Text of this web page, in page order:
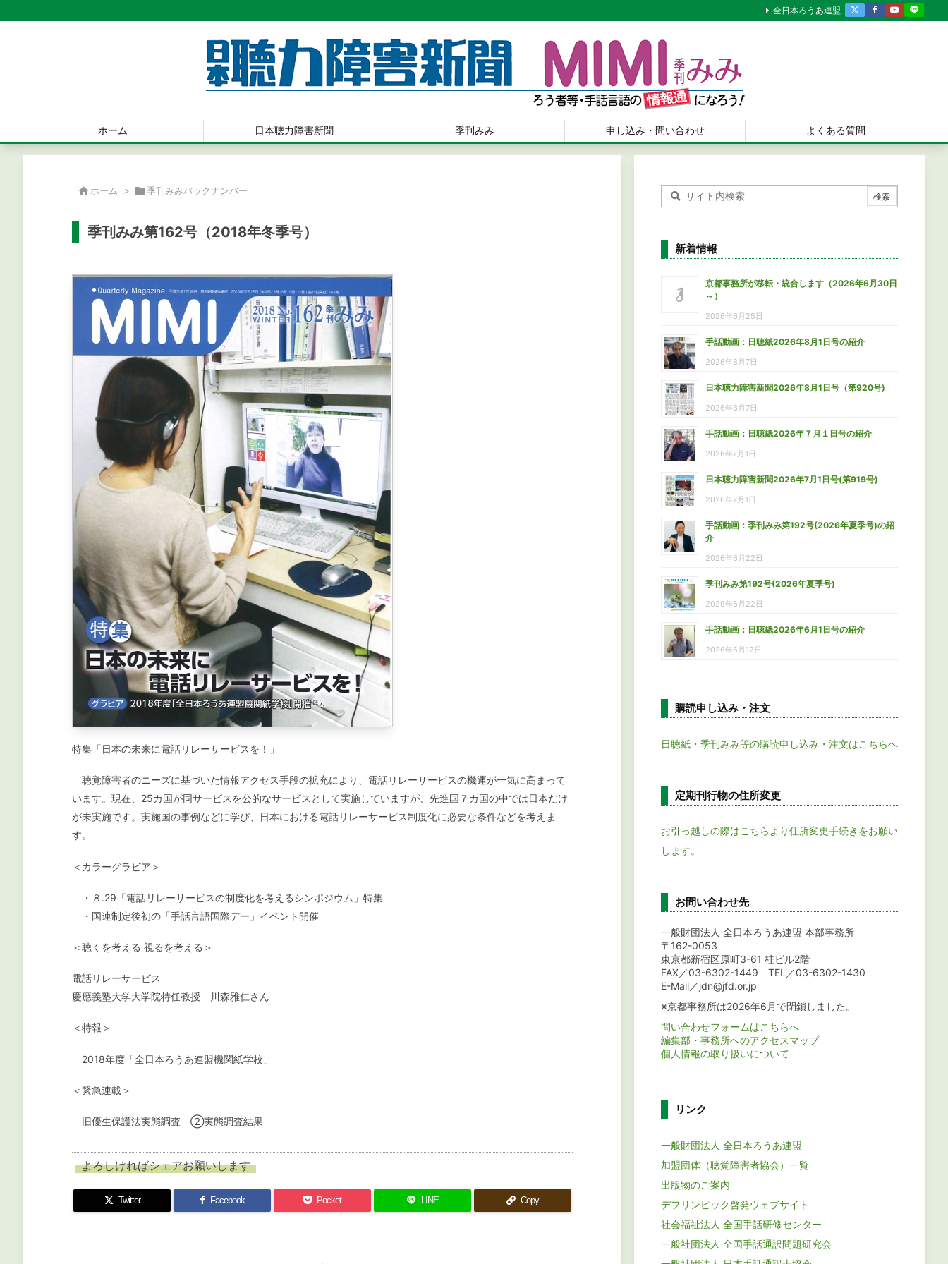
ホーム 日本聴力障害新聞 季刊みみ 申し込み・問い合わせ よくある質問
全日本ろうあ連盟
 ホーム > 季刊みみバックナンバー
季刊みみ第162号（2018年冬季号）
特集「日本の未来に電話リレーサービスを！」
聴覚障害者のニーズに基づいた情報アクセス手段の拡充により、電話リレーサービスの機運が一気に高まって
います。現在、25カ国が同サービスを公的なサービスとして実施していますが、先進国７カ国の中では日本だけ
が未実施です。実施国の事例などに学び、日本における電話リレーサービス制度化に必要な条件などを考えま
す。
＜カラーグラビア＞
・８.29「電話リレーサービスの制度化を考えるシンポジウム」特集
・国連制定後初の「手話言語国際デー」イベント開催
＜聴くを考える 視るを考える＞
電話リレーサービス
慶應義塾大学大学院特任教授 川森雅仁さん
＜特報＞
2018年度「全日本ろうあ連盟機関紙学校」
＜緊急連載＞
旧優生保護法実態調査 ②実態調査結果
よろしければシェアお願いします
Twitter Facebook Pocket LINE Copy
新着情報
京都事務所が移転・統合します（2026年6月30日
～）
2026年6月25日
手話動画：日聴紙2026年8月1日号の紹介
2026年8月7日
日本聴力障害新聞2026年8月1日号（第920号)
2026年8月7日
手話動画：日聴紙2026年７月１日号の紹介
2026年7月1日
日本聴力障害新聞2026年7月1日号(第919号)
2026年7月1日
手話動画：季刊みみ第192号(2026年夏季号)の紹
介
2026年6月22日
季刊みみ第192号(2026年夏季号)
2026年6月22日
手話動画：日聴紙2026年6月1日号の紹介
2026年6月12日
購読申し込み・注文
日聴紙・季刊みみ等の購読申し込み・注文はこちらへ
定期刊行物の住所変更
お引っ越しの際はこちらより住所変更手続きをお願い
します。
お問い合わせ先
一般財団法人 全日本ろうあ連盟 本部事務所
〒162-0053
東京都新宿区原町3-61 桂ビル2階
FAX／03-6302-1449 TEL／03-6302-1430
E-Mail／jdn@jfd.or.jp
※京都事務所は2026年6月で閉鎖しました。
問い合わせフォームはこちらへ
編集部・事務所へのアクセスマップ
個人情報の取り扱いについて
リンク
一般財団法人 全日本ろうあ連盟
加盟団体（聴覚障害者協会）一覧
出版物のご案内
デフリンピック啓発ウェブサイト
社会福祉法人 全国手話研修センター
一般社団法人 全国手話通訳問題研究会